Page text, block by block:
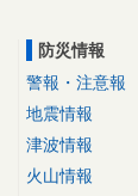
防災情報
警報・注意報
地震情報
津波情報
火山情報